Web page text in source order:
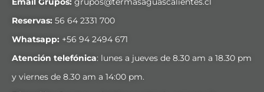
Reservas: 56 64 2331 700
Whatsapp: +56 94 2494 671
Atención telefónica: lunes a jueves de 8.30 am a 18.30 pm
y viernes de 8.30 am a 14:00 pm.